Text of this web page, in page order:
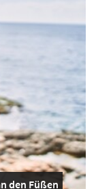
den Füßen